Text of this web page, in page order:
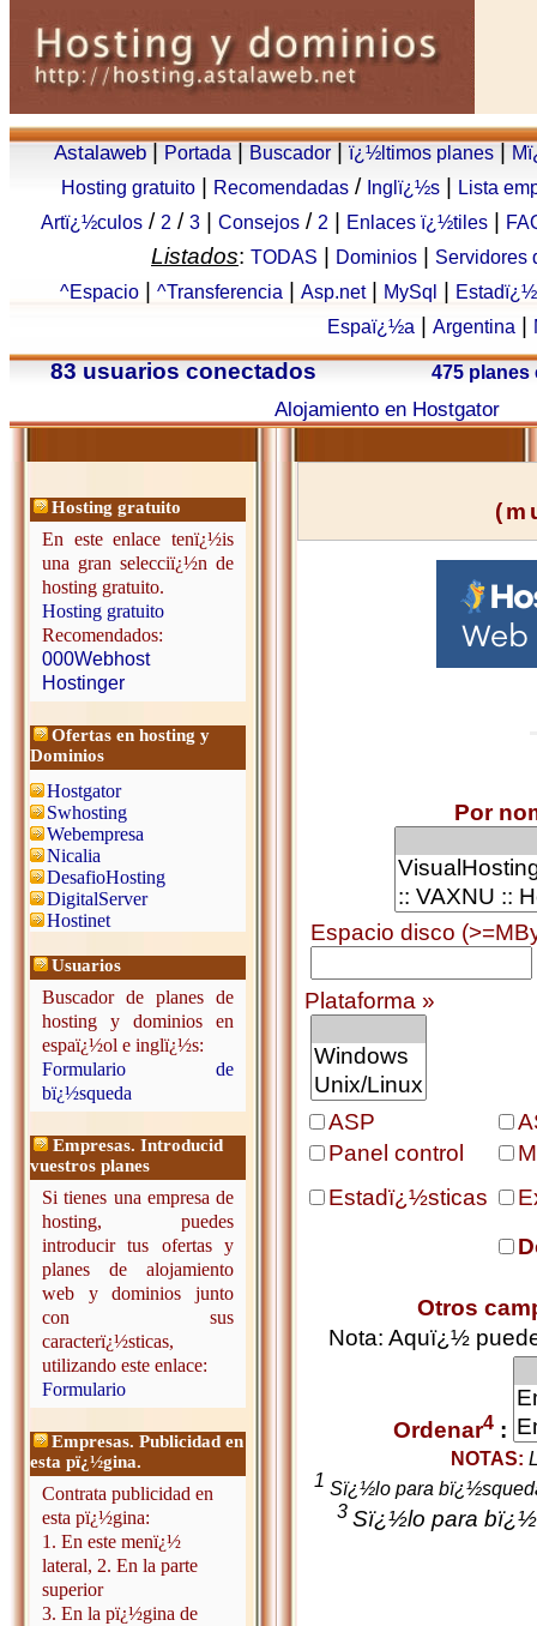
Astalaweb| Portada Buscador| ï¿½ltimos planes|
Hosting gratuito
Recomendadas / Inglï¿½s
Lista
Artï¿½culos/ 2 / 3| Consejos/ 2 Enlaces ï¿½tiles|
Listados: TODAS Dominios
Servidores
^Espacio| ^Transferencia Asp.net| MySql
Espaï¿½a
Argentina
83 usuarios conectados 475
Alojamiento en Hostgator
Hosting gratuito
En este enlace tenï¿½is
una gran selecciï¿½n de
hosting gratuito.
Hosting gratuito
Recomendados:
000Webhost
Hostinger
Ofertas en hosting y
Dominios
Hostgator
Swhosting
Webempresa
Nicalia
DesafioHosting
DigitalServer
Hostinet
Usuarios
Buscador de planes de
hosting y dominios en
espaï¿½ol e inglï¿½s:
Formulario de
bï¿½squeda
Empresas. Introducid
vuestros planes
Si tienes una empresa de
hosting, puedes
introducir tus ofertas y
planes de alojamiento
web y dominios junto
con sus
caracterï¿½sticas,
utilizando este enlace:
Formulario
Empresas. Publicidad en
esta pï¿½gina.
Contrata publicidad en
esta pï¿½gina:
1. En este menï¿½
lateral, 2. En la parte
superior
3. En la pï¿½gina de
Por
Espacio disco
Plataforma »
ASP
Panel control
Estadï¿½sticas
Otros
Nota: Aquï¿½
Ordenar4 :
NOTAS:
1 Sï¿½lo para
3 Sï¿½lo para